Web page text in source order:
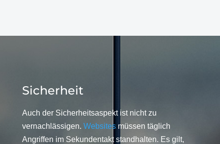
Sicherheit
Auch der Sicherheitsaspekt ist nicht zu
vernachlässigen. Websitesmüssen täglich
Angriffen im Sekundentakt standhalten. Es gilt,